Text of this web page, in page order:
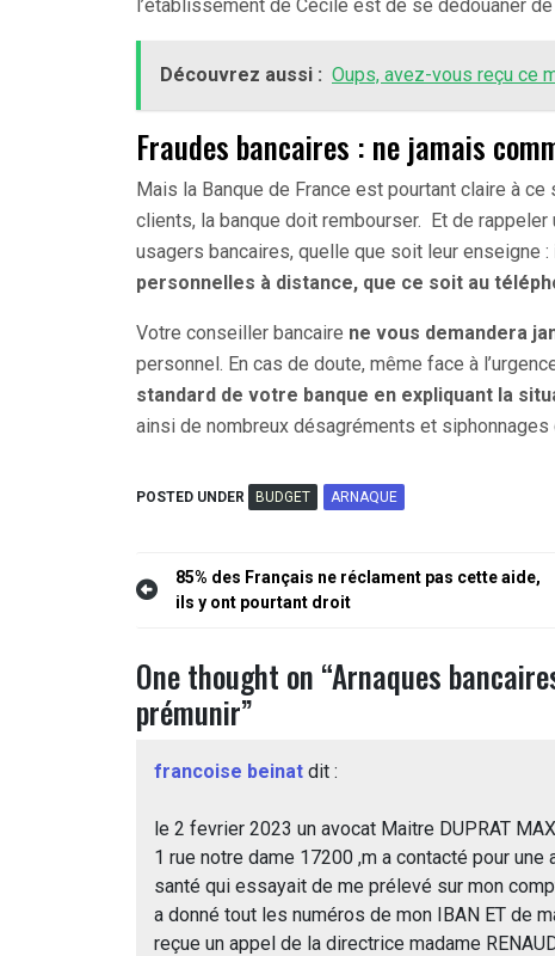
l’établissement de Cécile est de se dédouaner
Découvrez aussi : Oups, avez-vous reçu ce
Fraudes bancaires : ne jamais
Mais la Banque de France est pourtant claire à
clients, la banque doit rembourser. Et de
usagers bancaires, quelle que soit leur enseigne :
personnelles à distance, que ce soit au
Votre conseiller bancaire ne vous demandera
personnel. En cas de doute, même face à
standard de votre banque en expliquant la
ainsi de nombreux désagréments et siphonnages
POSTED UNDER BUDGET ARNAQUE
Navigation
l’article
85% des Français ne réclament pas cette aide,
ils y ont pourtant droit
One thought on “Arnaques
prémunir”
francoise beinat dit :
le 2 fevrier 2023 un avocat Maitre DUPRAT
1 rue notre dame 17200 ,m a contacté pour
santé qui essayait de me prélevé sur mon
a donné tout les numéros de mon IBAN ET de
reçue un appel de la directrice madame